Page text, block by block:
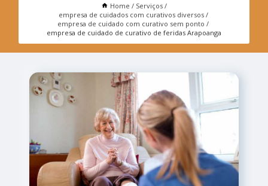
Home
Serviços
empresa de cuidados com curativos diversos
empresa de cuidado com curativo sem ponto
empresa de cuidado de curativo de feridas Arapoanga